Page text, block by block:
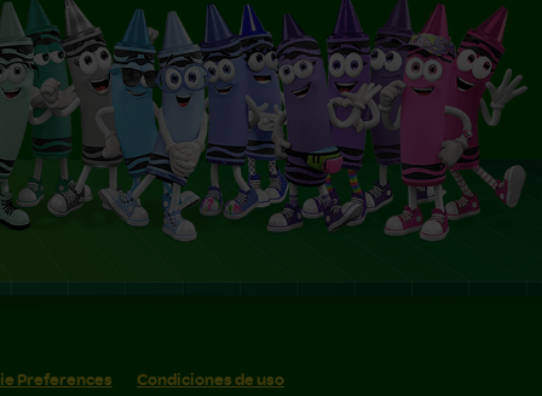
Preferences Condiciones de uso